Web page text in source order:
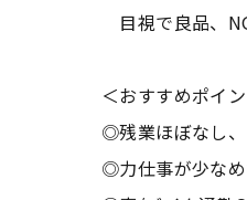
目視で良品、
＜おすすめポイ
◎残業ほぼなし
◎力仕事が少な